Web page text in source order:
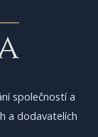
společností a
a dodavatelích